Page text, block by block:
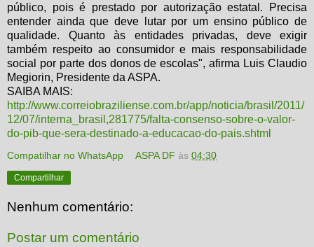
público, pois é prestado por autorização estatal. Precisa
entender ainda que deve lutar por um ensino público de
qualidade. Quanto às entidades privadas, deve exigir
também respeito ao consumidor e mais responsabilidade
social por parte dos donos de escolas", afirma Luis Claudio
Megiorin, Presidente da ASPA.
SAIBA MAIS:
http://www.correiobraziliense.com.br/app/noticia/brasil/2011/
12/07/interna_brasil,281775/falta-consenso-sobre-o-valor-
do-pib-que-sera-destinado-a-educacao-do-pais.shtml
Compatilhar no WhatsApp ASPA DF às04:30
Compartilhar
Nenhum comentário:
Postar um comentário